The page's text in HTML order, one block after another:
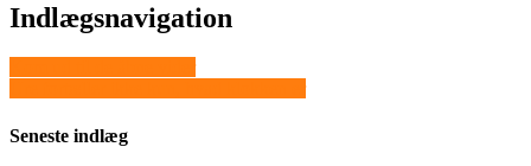
Indlægsnavigation
Seneste indlæg